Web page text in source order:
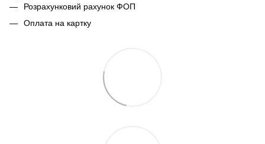
Розрахунковий рахунок ФОП
Оплата на картку